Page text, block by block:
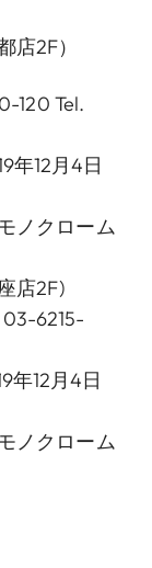
店2F）
120 Tel.
年12月4日
ノクローム
店2F)
6215-
年12月4日
ノクローム